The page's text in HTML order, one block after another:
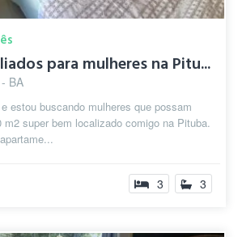
para mulheres na Pitu...
BA
estou buscando mulheres que possam
m2 super bem localizado comigo na Pituba.
3 3